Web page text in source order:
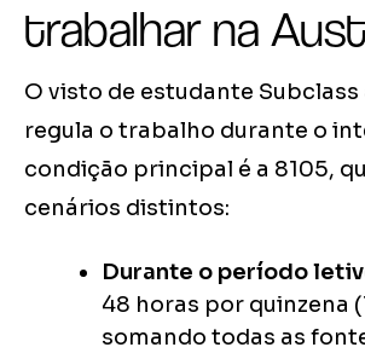
trabalhar na
O visto de estudante Subclass
regula o trabalho durante o
condição principal é a 8105,
cenários distintos:
Durante o período
48 horas por quinzena
somando todas as